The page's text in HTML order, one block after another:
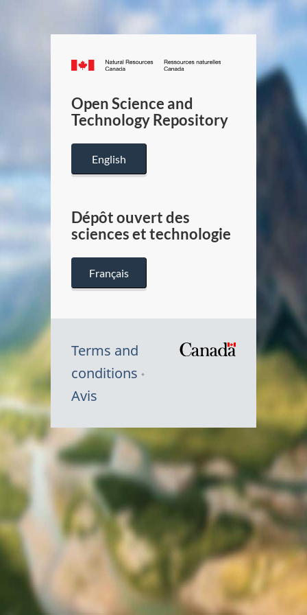
Canada.ca
/
Canada
Open Science and
Technology Repository
English
Dépôt ouvert des
sciences et technologie
Français
Terms and
conditions
Avis
Canada